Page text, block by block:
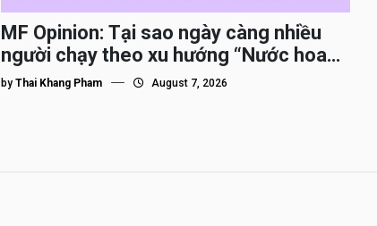
MF Opinion: Tại sao ngày càng nhiều
người chạy theo xu hướng “Nước hoa
Dupe”?
by Thai Khang Pham August 7, 2026